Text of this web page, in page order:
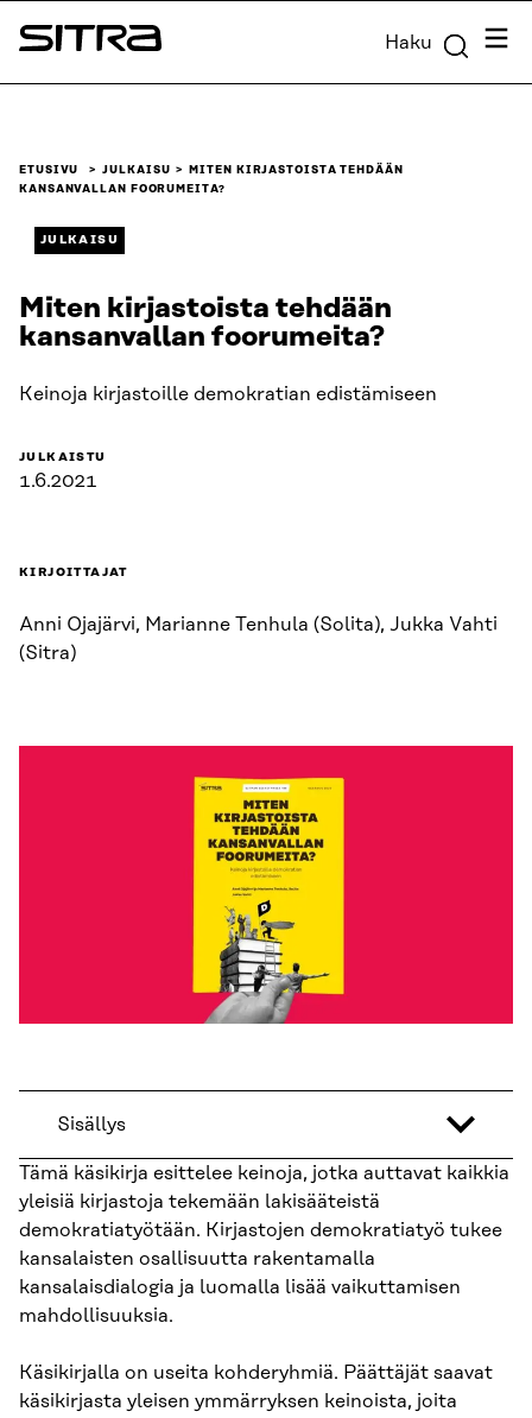
Siirry
suoraan
Sitra Haku
ETUSIVU JULKAISU
MITEN KIRJASTOISTA TEHDÄÄN
KANSANVALLAN FOORUMEITA?
JULKAISU
Miten kirjastoista tehdään
kansanvallan foorumeita?
Keinoja kirjastoille demokratian edistämiseen
JULKAISTU
1.6.2021
KIRJOITTAJAT
Anni Ojajärvi, Marianne Tenhula (Solita), Jukka Vahti
(Sitra)
Sisällys
Tämä käsikirja esittelee keinoja, jotka auttavat kaikkia
yleisiä kirjastoja tekemään lakisääteistä
demokratiatyötään. Kirjastojen demokratiatyö tukee
kansalaisten osallisuutta rakentamalla
kansalaisdialogia ja luomalla lisää vaikuttamisen
mahdollisuuksia.
Käsikirjalla on useita kohderyhmiä. Päättäjät saavat
käsikirjasta yleisen ymmärryksen keinoista, joita